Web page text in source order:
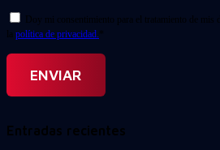
Doy mi consentimiento para el tratamiento de mis
la política de privacidad. *
Entradas recientes